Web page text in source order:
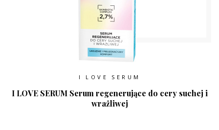
I LOVE SERUM
I LOVE SERUM Serum regenerujące do cery suchej i
wrażliwej